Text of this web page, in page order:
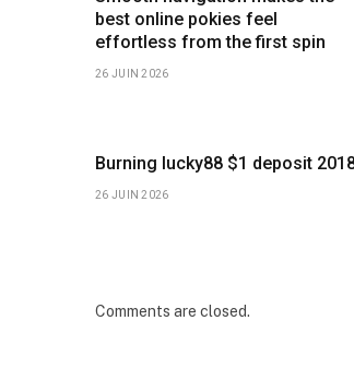
best online pokies feel
effortless from the first spin
26 JUIN 2026
Burning lucky88 $1 deposit
26 JUIN 2026
Comments are closed.